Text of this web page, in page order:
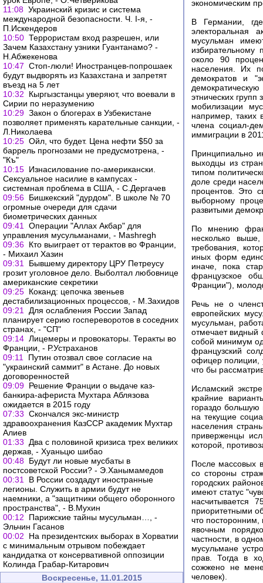
11:08 Украинский кризис и система
международной безопасности. Ч. I-я, -
П.Искендеров
10:50 Террористам вход разрешен, или
Зачем Казахстану узники Гуантанамо? -
Н.Абжекенова
10:47 Стоп-люли! Иностранцев-попрошаек
будут выдворять из Казахстана и запретят
въезд на 5 лет
10:32
Кыргызстанцы уверяют, что воевали в
Сирии по неразумению
10:29 Закон о блогерах в Узбекистане
позволяет применять карательные санкции, -
Л.Николаева
10:25 Ойл, что будет. Цена нефти $50 за
баррель прогнозами не предусмотрена, -
"Къ"
10:15 Изнасилование по-американски.
Сексуальное насилие в кампусах -
системная проблема в США, - С.Дергачев
09:56 Бишкекский "дурдом". В школе № 70
огромные очереди для сдачи
биометрических данных
09:41
Операции "Аллах Акбар" для
управления мусульманами, - Mashregh
09:36 Кто выиграет от терактов во Франции,
- Михаил Хазин
09:31
Бывшему директору ЦРУ Петреусу
грозит уголовное дело. Выболтал любовнице
американские секретики
09:25 Коканд: цепочка звеньев
дестабилизационных процессов, - М.Захидов
09:21
Для ослабления России Запад
планирует серию госпереворотов в соседних
странах, - "СП"
09:14 Лицемеры и провокаторы. Теракты во
Франции, - Р.Устраханов
09:11
Путин отозвал свое согласие на
"украинский саммит" в Астане. До новых
договоренностей
09:09 Решение Франции о выдаче каз-
банкира-афериста Мухтара Аблязова
ожидается в 2015 году
07:33 Скончался экс-министр
здравоохранения КазССР академик Мухтар
Алиев
01:33
Два с половиной кризиса трех великих
держав, - Хуаньцю шибао
00:48 Будут ли новые мусбаты в
постсоветской России? - Э.Ханымамедов
00:31
В России создадут иностранные
легионы. Служить в армии будут не
наемники, а "защитники общего оборонного
пространства", - В.Мухин
00:12
Парижские тайны мусульман…, -
Эльчин Гасанов
00:02
На президентских выборах в Хорватии
с минимальным отрывом побеждает
кандидатка от консервативной оппозиции
Колинда Грабар-Китарович
Воскресенье, 11.01.2015
экономическим
В Германии,
электоральная
мусульман
избирательному
около 90
населения. Их
демократов и
этнических
мобилизации
например, таких
члена социал-
иммиграции в
Принципиально
выходцы из
типом
доле среди
процентов. Это
выборному
развитыми
По мнению
несколько
требования,
иных форм
иначе, пока
французское
Франции"),
Речь не о
европейских
мусульман,
отмечает видный
собой минимум
французский
офицер полиции,
что бы
Исламский
крайние
гораздо большую
на текущие
населения
приверженцы
которой,
После массовых
со стороны
городских
имеют статус
насчитывается
приоритетными
что посторонним,
явочным
частности, в
мусульмане
прав. Тогда в
сожжено не
человек).